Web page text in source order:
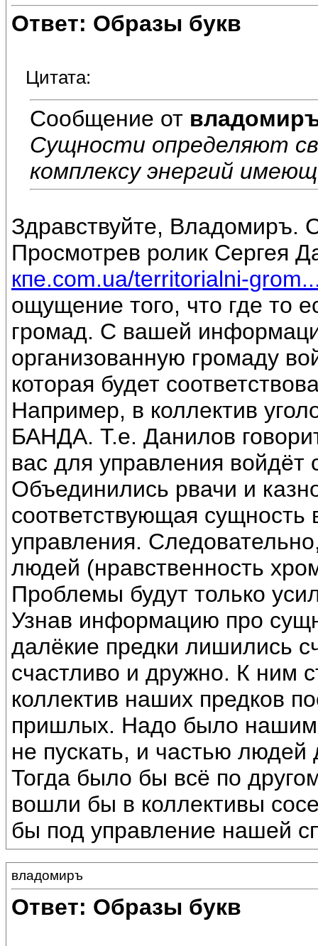
Ответ: Образы букв
Цитата:
Сообщение от
Сущности определяют
комплексу энергий
Здравствуйте, Владомиръ.
Просмотрев ролик Сергея
кпе.com.ua/territorialni-
ощущение того, что где то
громад. С вашей
организованную громаду
которая будет
Например, в коллектив
БАНДА. Т.е. Данилов
вас для управления войдёт
Объединились рвачи и
соответствующая сущность
управления.
людей (нравственность
Проблемы будут только
Узнав информацию про
далёкие предки лишились
счастливо и дружно. К ним
коллектив наших предков
пришлых. Надо было
не пускать, и частью людей
Тогда было бы всё по
вошли бы в коллективы
бы под управление нашей
владомиръ
Ответ: Образы букв